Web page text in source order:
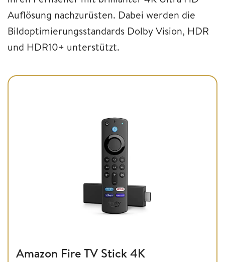
Auflösung nachzurüsten. Dabei werden die
Bildoptimierungsstandards Dolby Vision, HDR
und HDR10+ unterstützt.
Amazon Fire TV Stick 4K